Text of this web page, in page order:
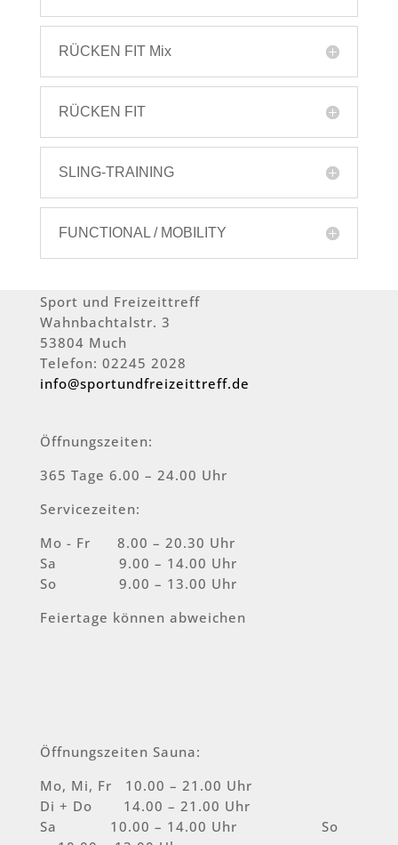
RÜCKEN FIT Mix
RÜCKEN FIT
SLING-TRAINING
FUNCTIONAL / MOBILITY
Sport und Freizeittreff
Wahnbachtalstr. 3
53804 Much
Telefon: 02245 2028
info@sportundfreizeittreff.de
Öffnungszeiten:
365 Tage 6.00 – 24.00 Uhr
Servicezeiten:
Mo - Fr 8.00 – 20.30 Uhr
Sa 9.00 – 14.00 Uhr
So 9.00 – 13.00 Uhr
Feiertage können abweichen
Öffnungszeiten Sauna:
Mo, Mi, Fr 10.00 – 21.00 Uhr
Di + Do 14.00 – 21.00 Uhr
Sa 10.00 – 14.00 Uhr So